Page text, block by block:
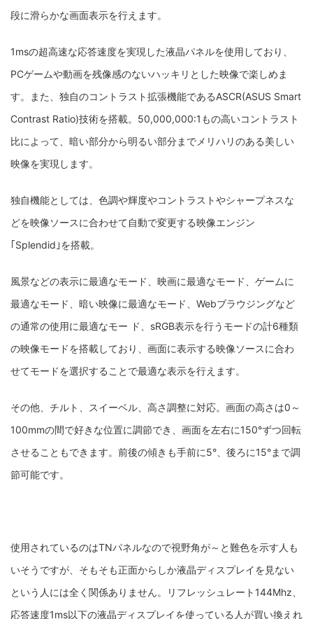
段に滑らかな画面表示を行えます。
1msの超高速な応答速度を実現した液晶パネルを使用しており、
PCゲームや動画を残像感のないハッキリとした映像で楽しめま
す。また、独自のコントラスト拡張機能であるASCR(ASUS Smart
Contrast Ratio)技術を搭載。50,000,000:1もの高いコントラスト
比によって、暗い部分から明るい部分までメリハリのある美しい
映像を実現します。
独自機能としては、色調や輝度やコントラストやシャープネスな
どを映像ソースに合わせて自動で変更する映像エンジン
｢Splendid｣を搭載。
風景などの表示に最適なモード、映画に最適なモード、ゲームに
最適なモード、暗い映像に最適なモード、Webブラウジングなど
の通常の使用に最適なモー ド、sRGB表示を行うモードの計6種類
の映像モードを搭載しており、画面に表示する映像ソースに合わ
せてモードを選択することで最適な表示を行えます。
その他、チルト、スイーベル、高さ調整に対応。 画面の高さは0～
100mmの間で好きな位置に調節でき、画面を左右に150°ずつ回転
させることもできます。前後の傾きも手前に5°、後ろに15°まで調
節可能です。
使用されているのはTNパネルなので視野角が～と難色を示す人も
いそうですが、そもそも正面からしか液晶ディスプレイを見ない
という人には全く関係ありません。リフレッシュレート144Mhz、
応答速度1ms以下の液晶ディスプレイを使っている人が買い換えれ